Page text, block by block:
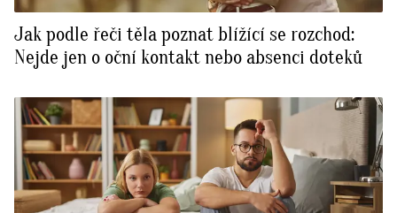
Jak podle řeči těla poznat blížící se rozchod:
Nejde jen o oční kontakt nebo absenci doteků